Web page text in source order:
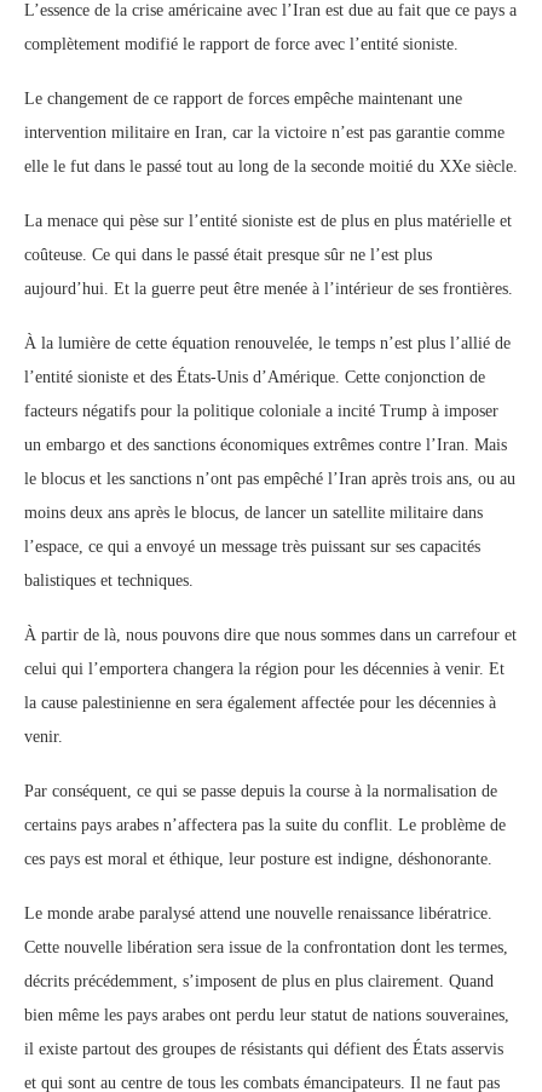
L’essence de la crise américaine avec l’Iran est due au fait que ce pays a
complètement modifié le rapport de force avec l’entité sioniste.
Le changement de ce rapport de forces empêche maintenant une
intervention militaire en Iran, car la victoire n’est pas garantie comme
elle le fut dans le passé tout au long de la seconde moitié du XXe siècle.
La menace qui pèse sur l’entité sioniste est de plus en plus matérielle et
coûteuse. Ce qui dans le passé était presque sûr ne l’est plus
aujourd’hui. Et la guerre peut être menée à l’intérieur de ses frontières.
À la lumière de cette équation renouvelée, le temps n’est plus l’allié de
l’entité sioniste et des États-Unis d’Amérique. Cette conjonction de
facteurs négatifs pour la politique coloniale a incité Trump à imposer
un embargo et des sanctions économiques extrêmes contre l’Iran. Mais
le blocus et les sanctions n’ont pas empêché l’Iran après trois ans, ou au
moins deux ans après le blocus, de lancer un satellite militaire dans
l’espace, ce qui a envoyé un message très puissant sur ses capacités
balistiques et techniques.
À partir de là, nous pouvons dire que nous sommes dans un carrefour et
celui qui l’emportera changera la région pour les décennies à venir. Et
la cause palestinienne en sera également affectée pour les décennies à
venir.
Par conséquent, ce qui se passe depuis la course à la normalisation de
certains pays arabes n’affectera pas la suite du conflit. Le problème de
ces pays est moral et éthique, leur posture est indigne, déshonorante.
Le monde arabe paralysé attend une nouvelle renaissance libératrice.
Cette nouvelle libération sera issue de la confrontation dont les termes,
décrits précédemment, s’imposent de plus en plus clairement. Quand
bien même les pays arabes ont perdu leur statut de nations souveraines,
il existe partout des groupes de résistants qui défient des États asservis
et qui sont au centre de tous les combats émancipateurs. Il ne faut pas